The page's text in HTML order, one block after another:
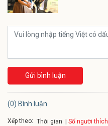
Gửi bình luận
(0) Bình luận
Xếp theo: Thời gian Số người thích